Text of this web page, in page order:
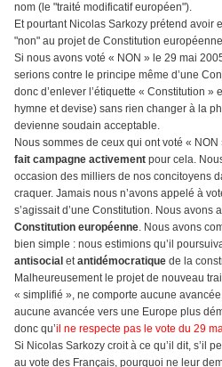
nom (le "traité modificatif européen").
Et pourtant Nicolas Sarkozy prétend avoir
"non" au projet de Constitution
Si nous avons voté « NON » le 29 mai
serions contre le principe même d’une
donc d’enlever l’étiquette « Constitution
hymne et devise) sans rien changer à la
devienne soudain acceptable.
Nous sommes de ceux qui ont voté «
fait campagne activement pour cela.
occasion des milliers de nos concitoyens
craquer. Jamais nous n’avons appelé à
s’agissait d’une Constitution. Nous avons
Constitution européenne. Nous avons
bien simple : nous estimions qu’il
antisocial etantidémocratique de la
Malheureusement le projet de nouveau
« simplifié », ne comporte aucune
aucune avancée vers une Europe plus
donc qu’il ne respecte pas le vote du 29
Si Nicolas Sarkozy croit à ce qu’il dit, s’il
au vote des Français, pourquoi ne leur